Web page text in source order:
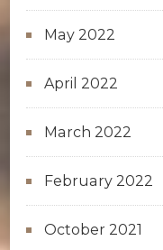
May 2022
April 2022
March 2022
February 2022
October 2021